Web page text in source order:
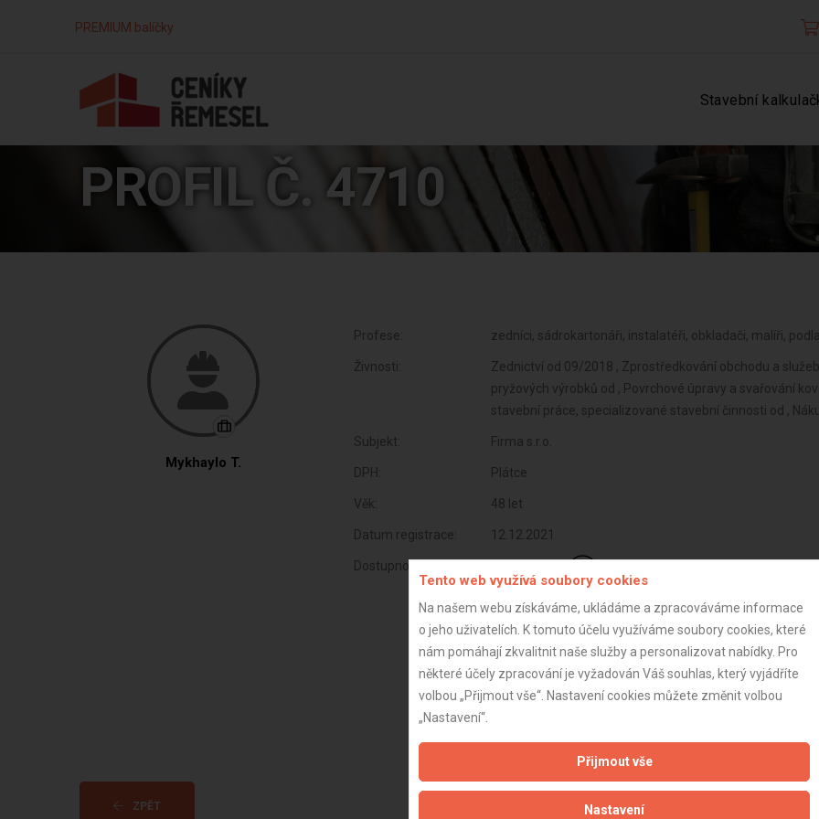
PREMIUM balíčky
Stavební
PROFIL Č. 4710
Mykhaylo T.
Profese: zedníci, sádrokartonáři, instalatéři, obkladači, malíři,
Živnosti:
Zednictví od 09/2018 , Zprostředkování obchodu a
pryžových výrobků od , Povrchové úpravy a svařování
stavební práce, specializované stavební činnosti od ,
Subjekt: Firma s.r.o.
DPH: Plátce
Věk: 48 let
Datum registrace: 12.12.2021
Dostupnost:
ZPĚT Aktualizováno z portálu ARES dne 03.12.2025 04:30:03
Tento web využívá soubory cookies
Na našem webu získáváme, ukládáme a zpracováváme informace
o jeho uživatelích. K tomuto účelu využíváme soubory cookies, které
nám pomáhají zkvalitnit naše služby a personalizovat nabídky. Pro
některé účely zpracování je vyžadován Váš souhlas, který vyjádříte
volbou „Přijmout vše“. Nastavení cookies můžete změnit volbou
„Nastavení“.
Přijmout vše
Nastavení